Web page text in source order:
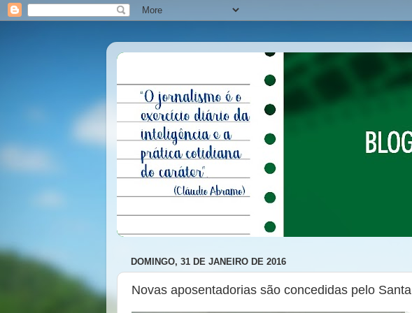
DOMINGO, 31 DE JANEIRO DE 2016
Novas aposentadorias são concedidas pelo